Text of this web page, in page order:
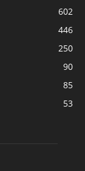
602
446
250
90
85
53